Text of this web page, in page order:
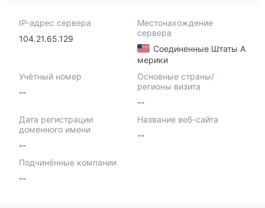
IP-адрес сервера
104.21.65.129
Местонахождение
сервера
Соединенные Штаты А
мерики
Учётный номер
--
Основные страны/
регионы визита
--
Дата регистрации
доменного имени
--
Название веб-сайта
--
Подчинённые компании
--